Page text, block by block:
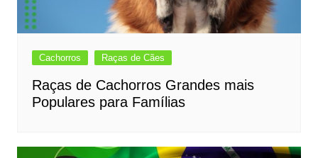
Cachorros Raças de Cães
Raças de Cachorros Grandes mais
Populares para Famílias